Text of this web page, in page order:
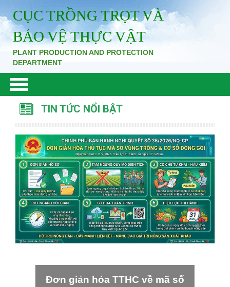
CỤC TRỒNG TRỌT VÀ
BẢO VỆ THỰC VẬT
PLANT PRODUCTION AND PROTECTION
DEPARTMENT
TIN TỨC NỔI BẬT
Đơn giản hóa TTHC về mã số